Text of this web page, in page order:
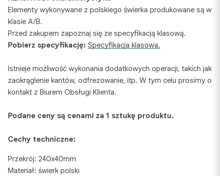
Elementy wykonywane z polskiego świerka produkowane są w
klasie A/B.
Przed zakupem zapoznaj się ze specyfikacją klasową.
Pobierz specyfikację: Specyfikacja klasowa.
Istnieje możliwość wykonania dodatkowych operacji, takich jak
zaokrąglenie kantów, odfrezowanie, itp. W tym celu prosimy o
kontakt z Biurem Obsługi Klienta.
Podane ceny są cenami za 1 sztukę produktu.
Cechy techniczne:
Przekrój: 240x40mm
Materiał: świerk polski